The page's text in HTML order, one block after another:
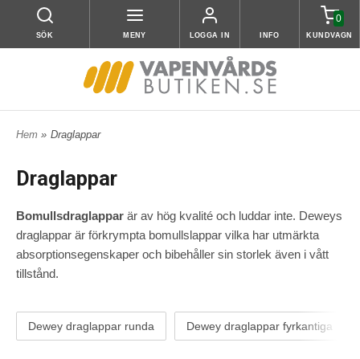
SÖK MENY LOGGA IN INFO
0
KUNDVAGN
Hem » Draglappar
Draglappar
Bomullsdraglappar är av hög kvalité och luddar inte. Deweys
draglappar är förkrympta bomullslappar vilka har utmärkta
absorptionsegenskaper och bibehåller sin storlek även i vått
tillstånd.
Dewey draglappar runda Dewey draglappar fyrkantiga